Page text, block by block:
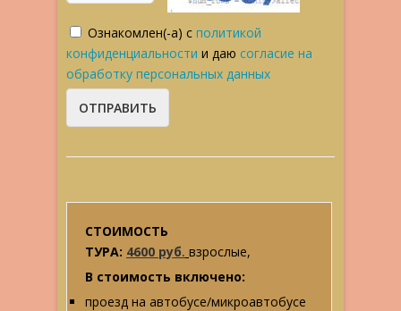
Ознакомлен(-а) с политикой
конфиденциальности и даю согласие на
обработку персональных данных
СТОИМОСТЬ
ТУРА: 4600 руб. взрослые,
В стоимость включено:
проезд на автобусе/микроавтобусе